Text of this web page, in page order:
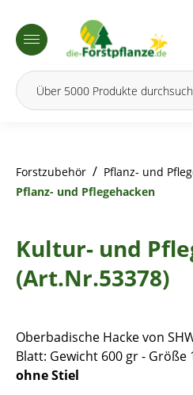
springen
Forstzubehör / Pflanz- und
Pflanz- und Pflegehacken
Kultur- und
(Art.Nr.53378)
Oberbadische Hacke von
Blatt: Gewicht 600 gr - Größe
ohne Stiel